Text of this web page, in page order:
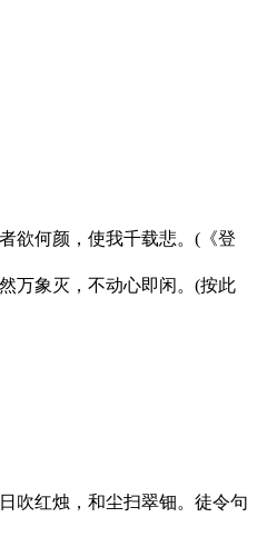
欲何颜，使我千载悲。(《登
万象灭，不动心即闲。(按此
吹红烛，和尘扫翠钿。徒令句